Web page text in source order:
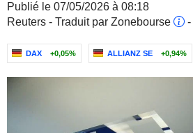
Publié le 07/05/2026 à 08:18
Reuters - Traduit par Zonebourse
-
DAX +0,05% ALLIANZ SE +0,94%